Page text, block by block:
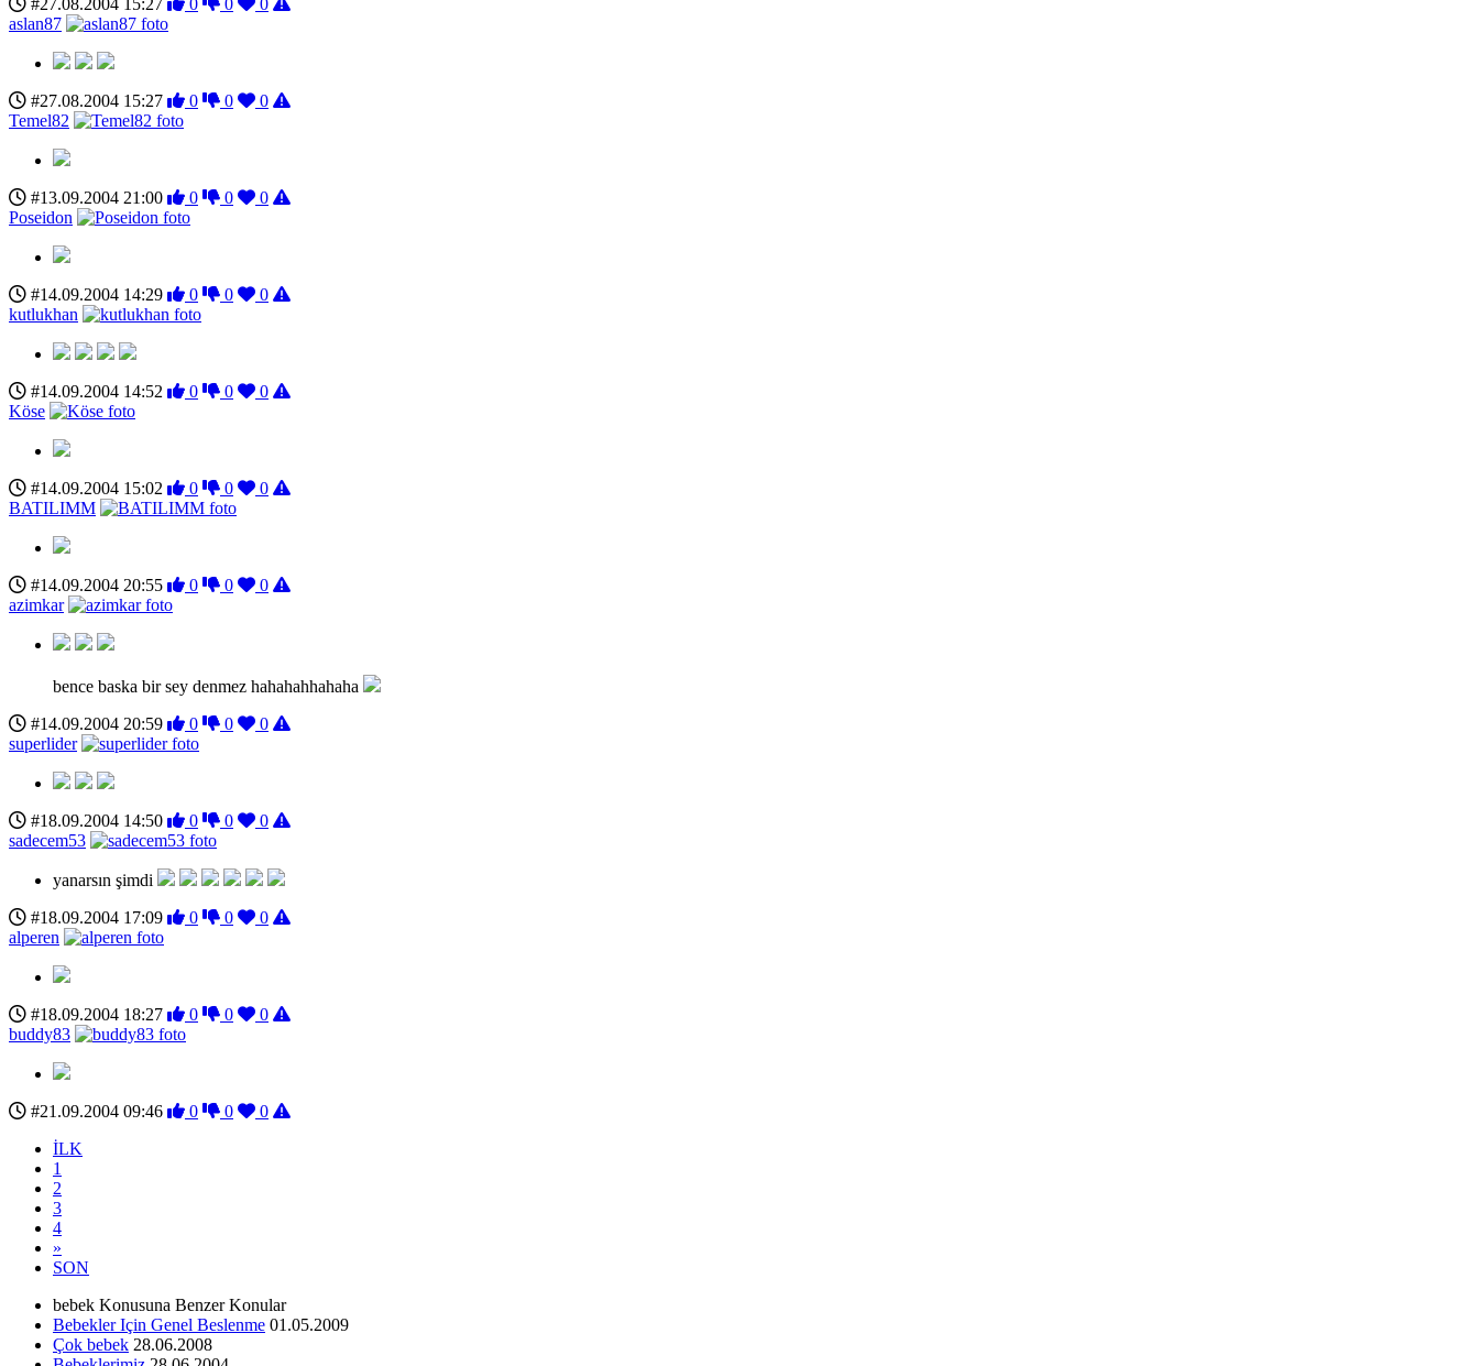
aslan87
#27.08.2004 15:27 0 0
0
Temel82
#13.09.2004 21:00 0 0
0
Poseidon
#14.09.2004 14:29 0 0
0
kutlukhan
#14.09.2004 14:52 0 0
0
Köse
#14.09.2004 15:02 0 0
0
BATILIMM
#14.09.2004 20:55 0 0
0
azimkar
bence baska bir sey denmez hahahahhahaha
#14.09.2004 20:59
0 0
0
superlider
#18.09.2004 14:50 0 0
0
sadecem53
yanarsın şimdi
#18.09.2004 17:09
0 0
0
alperen
#18.09.2004 18:27 0 0
0
buddy83
#21.09.2004 09:46 0 0
0
İLK
1
2
3
4
»
SON
bebek Konusuna Benzer Konular
Bebekler Için Genel Beslenme 01.05.2009
Çok bebek 28.06.2008